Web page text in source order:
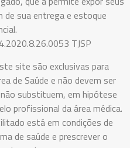
de sua entrega e estoque
TJSP
site são exclusivas para
de Saúde e não devem ser
substituem, em hipótese
profissional da área médica.
está em condições de
de saúde e prescrever o